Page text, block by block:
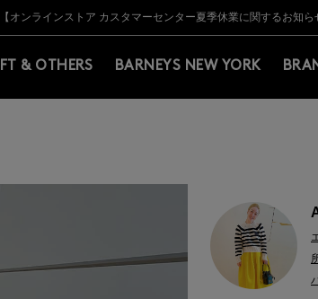
BARNEYS＞会員のお客様は11,000円（税込）以上のお買上
【夏季休業に伴う出荷一時停止のお知らせ】
【オンラインストア カスタマーセンター夏季休業に関するお知ら
【夏季休業に伴う返品・交換承り一時停止のお知らせ】
熊本県を中心とした地震の影響によるお荷物のお届け
【開催中】SUMMER SALEのご案内・ご注意事項
BARNEYS＞会員のお客様は11,000円（税込）以上のお買上
【夏季休業に伴う出荷一時停止のお知らせ】
& OTHERS BARNEYS NEW YORK